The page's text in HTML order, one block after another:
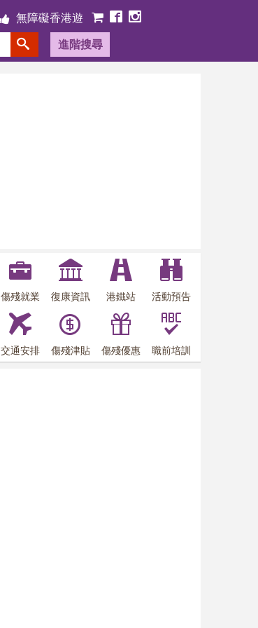
無障礙香港遊
進階搜尋
傷殘就業 復康資訊 港鐵站 活動預告
交通安排 傷殘津貼 傷殘優惠 職前培訓